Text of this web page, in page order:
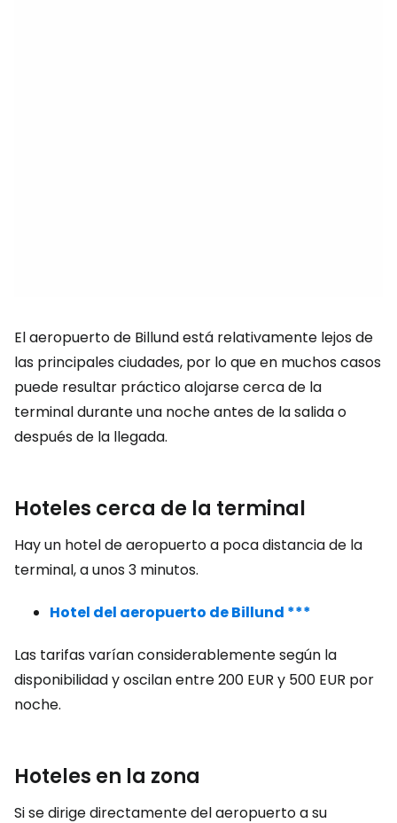
El aeropuerto de Billund está relativamente lejos de
las principales ciudades, por lo que en muchos casos
puede resultar práctico alojarse cerca de la
terminal durante una noche antes de la salida o
después de la llegada.
Hoteles cerca de la terminal
Hay un hotel de aeropuerto a poca distancia de la
terminal, a unos 3 minutos.
Hotel del aeropuerto de Billund ***
Las tarifas varían considerablemente según la
disponibilidad y oscilan entre200 EUR y 500 EUR por
noche.
Hoteles en la zona
Si se dirige directamente del aeropuerto a su